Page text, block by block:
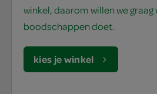
winkel, daarom willen we graag
boodschappen doet.
kies je winkel